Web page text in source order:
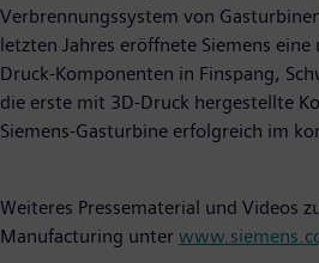
Verbrennungssystem von
letzten Jahres eröffnete Siemens
Druck-Komponenten in Finspang,
die erste mit 3D-Druck hergestellte
Siemens-Gasturbine erfolgreich im
Weiteres Pressematerial und Videos
Manufacturing unter